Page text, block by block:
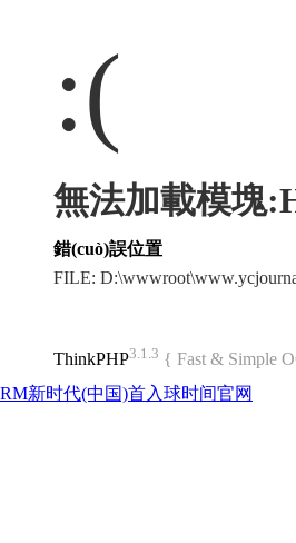
:(
無法加載模塊
錯(cuò)誤位置
FILE:
ThinkPHP3.1.3 { Fast & Simple
RM新时代(中国)首入球时间官网